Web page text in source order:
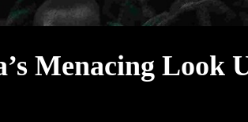
Menacing Look